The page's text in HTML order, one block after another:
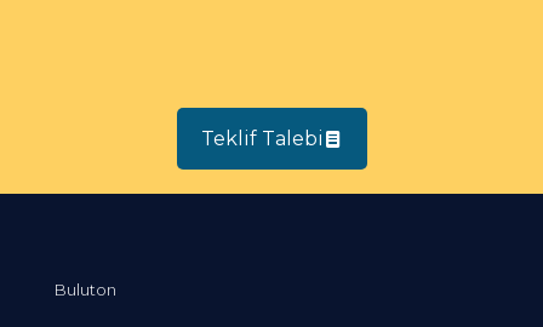
Teklif Talebi
Buluton